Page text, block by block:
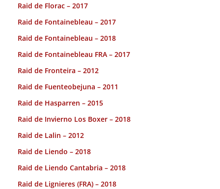
Raid de Florac – 2017
Raid de Fontainebleau – 2017
Raid de Fontainebleau – 2018
Raid de Fontainebleau FRA – 2017
Raid de Fronteira – 2012
Raid de Fuenteobejuna – 2011
Raid de Hasparren – 2015
Raid de Invierno Los Boxer – 2018
Raid de Lalin – 2012
Raid de Liendo – 2018
Raid de Liendo Cantabria – 2018
Raid de Lignieres (FRA) – 2018